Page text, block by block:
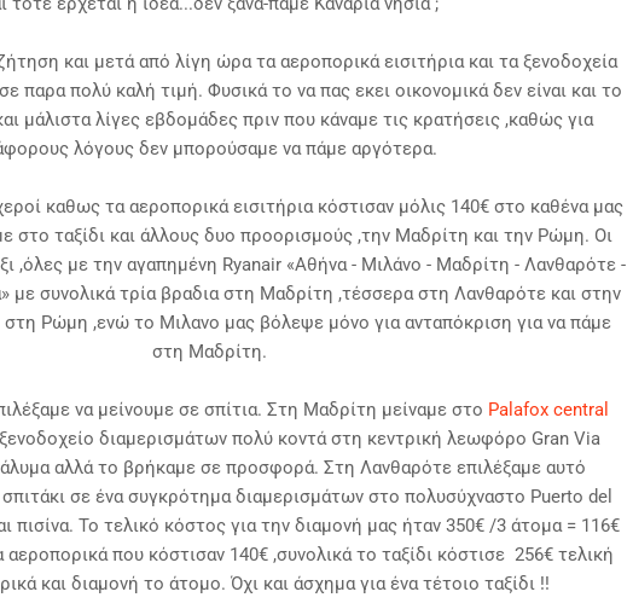
και μετά από λίγη ώρα τα αεροπορικά εισιτήρια και τα ξενοδοχεία
παρα πολύ καλή τιμή. Φυσικά το να πας εκει οικονομικά δεν είναι και το
μάλιστα λίγες εβδομάδες πριν που κάναμε τις κρατήσεις ,καθώς για
λόγους δεν μπορούσαμε να πάμε αργότερα.
καθως τα αεροπορικά εισιτήρια κόστισαν μόλις 140€ στο καθένα μας
στο ταξίδι και άλλους δυο προορισμούς ,την Μαδρίτη και την Ρώμη. Οι
,όλες με την αγαπημένη Ryanair «Αθήνα - Μιλάνο - Μαδρίτη - Λανθαρότε -
συνολικά τρία βραδια στη Μαδρίτη ,τέσσερα στη Λανθαρότε και στην
Ρώμη ,ενώ το Μιλανο μας βόλεψε μόνο για ανταπόκριση για να πάμε
στη Μαδρίτη.
να μείνουμε σε σπίτια. Στη Μαδρίτη μείναμε στο Palafox central
ξενοδοχείο διαμερισμάτων πολύ κοντά στη κεντρική λεωφόρο Gran Via
αλλά το βρήκαμε σε προσφορά. Στη Λανθαρότε επιλέξαμε αυτό
σε ένα συγκρότημα διαμερισμάτων στο πολυσύχναστο Puerto del
πισίνα. Το τελικό κόστος για την διαμονή μας ήταν 350€ /3 άτομα = 116€
που κόστισαν 140€ ,συνολικά το ταξίδι κόστισε 256€ τελική
και διαμονή το άτομο. Όχι και άσχημα για ένα τέτοιο ταξίδι !!